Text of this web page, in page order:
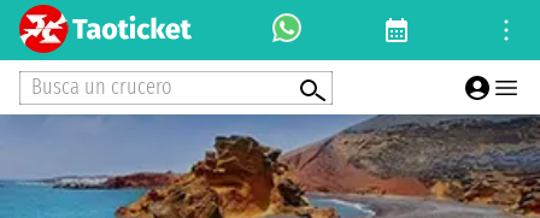
Busca un crucero